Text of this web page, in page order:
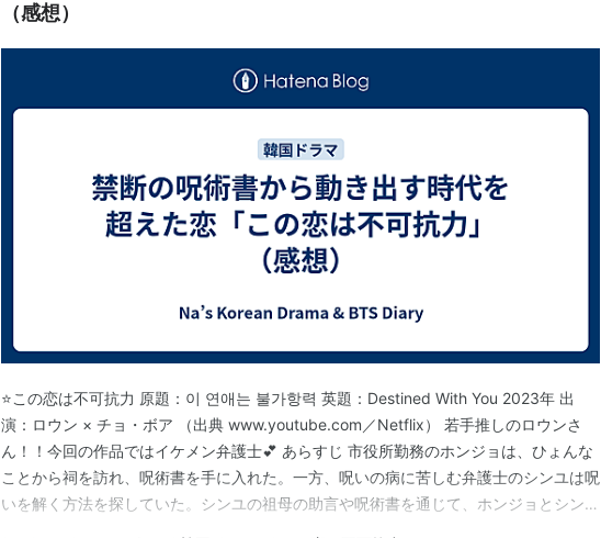
（感想）
⭐️この恋は不可抗力 原題：이 연애는 불가항력 英題：Destined With You 2023年 出
演：ロウン × チョ・ボア （出典 www.youtube.com／Netflix） 若手推しのロウンさ
ん！！今回の作品ではイケメン弁護士💕 あらすじ 市役所勤務のホンジョは、ひょんな
ことから祠を訪れ、呪術書を手に入れた。一方、呪いの病に苦しむ弁護士のシンユは呪
いを解く方法を探していた。シンユの祖母の助言や呪術書を通じて、ホンジョとシンユ